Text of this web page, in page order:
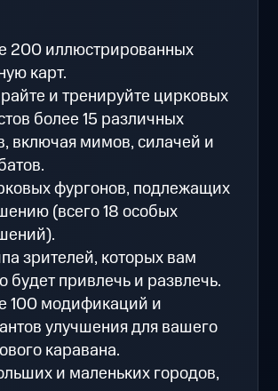
200 иллюстрированных
карт.
и тренируйте цирковых
более 15 различных
включая мимов, силачей и
фургонов, подлежащих
(всего 18 особых
зрителей, которых вам
будет привлечь и развлечь.
100 модификаций и
улучшения для вашего
каравана.
и маленьких городов,